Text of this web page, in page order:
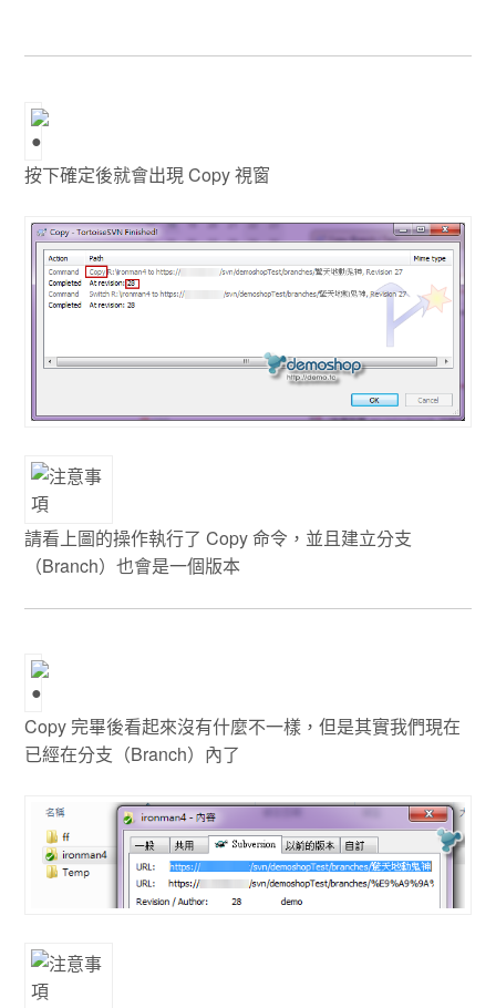
按下確定後就會出現 Copy 視窗
請看上圖的操作執行了 Copy 命令，並且建立分支
（Branch）也會是一個版本
Copy 完畢後看起來沒有什麼不一樣，但是其實我們現在
已經在分支（Branch）內了